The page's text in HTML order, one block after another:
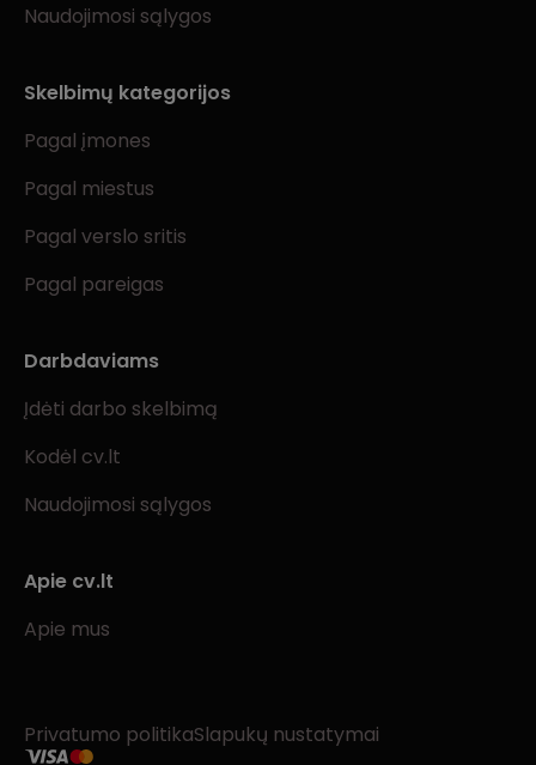
Naudojimosi sąlygos
Skelbimų kategorijos
Pagal įmones
Pagal miestus
Pagal verslo sritis
Pagal pareigas
Darbdaviams
Įdėti darbo skelbimą
Kodėl cv.lt
Naudojimosi sąlygos
Apie cv.lt
Apie mus
Privatumo politikaSlapukų nustatymai